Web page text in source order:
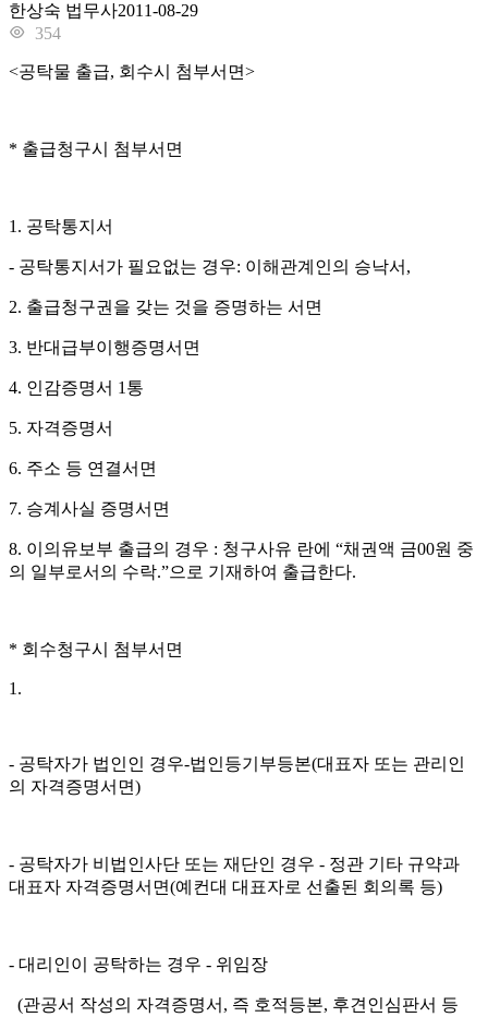
한상숙 법무사2011-08-29
354
<공탁물 출급, 회수시 첨부서면>
* 출급청구시 첨부서면
1. 공탁통지서
- 공탁통지서가 필요없는 경우: 이해관계인의 승낙서,
2. 출급청구권을 갖는 것을 증명하는 서면
3. 반대급부이행증명서면
4. 인감증명서 1통
5. 자격증명서
6. 주소 등 연결서면
7. 승계사실 증명서면
8. 이의유보부 출급의 경우 : 청구사유 란에 “채권액 금00원 중
의 일부로서의 수락.”으로 기재하여 출급한다.
* 회수청구시 첨부서면
1.
- 공탁자가 법인인 경우-법인등기부등본(대표자 또는 관리인
의 자격증명서면)
- 공탁자가 비법인사단 또는 재단인 경우 - 정관 기타 규약과
대표자 자격증명서면(예컨대 대표자로 선출된 회의록 등)
- 대리인이 공탁하는 경우 - 위임장
(관공서 작성의 자격증명서, 즉 호적등본, 후견인심판서 등